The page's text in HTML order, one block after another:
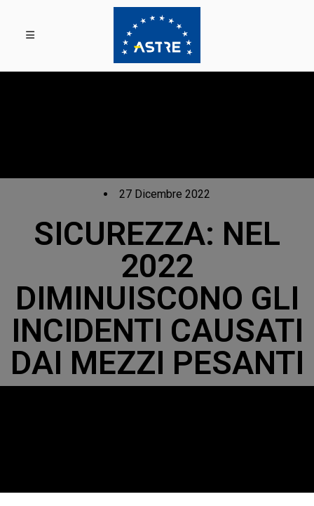
27 Dicembre 2022
SICUREZZA: NEL
2022
DIMINUISCONO GLI
INCIDENTI CAUSATI
DAI MEZZI PESANTI